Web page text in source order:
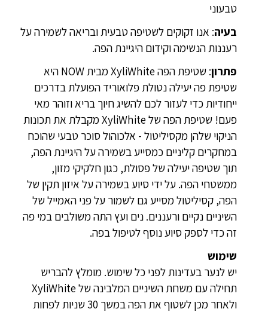
טבעוני
בעיה: אנו זקוקים לשטיפה טבעית ובריאה לשמירה על
רעננות הנשימה וקידום היגיינת הפה.
פתרון
: שטיפת הפה XyliWhite מבית NOW היא
שטיפת פה יעילה נטולת פלואוריד הפועלת בדרכים
ייחודיות כדי לעזור לכם להשיג חיוך בריא וזוהר מאי
פעם! שטיפת הפה של XyliWhite מקבלת את תכונות
הניקוי שלהן מקסיליטול - אלכוהול סוכר טבעי שהוכח
במחקרים קליניים כמסייע בשמירה על היגיינת הפה,
תוך שטיפה יעילה של פסולת, כגון חלקיקי מזון,
ממשטחי הפה. על ידי סיוע בשמירה על איזון תקין של
הפה, קסיליטול מסייע גם לשמור על פני האמייל של
השיניים נקיים ורעננים. נים ועץ התה משולבים במי פה
זה כדי לספק סיוע נוסף לטיפול בפה.
שימוש
יש לנער בעדינות לפני כל שימוש. מומלץ להבריש
תחילה עם משחת השיניים המלבינה של XyliWhite
ולאחר מכן לשטוף את הפה במשך 30 שניות לפחות